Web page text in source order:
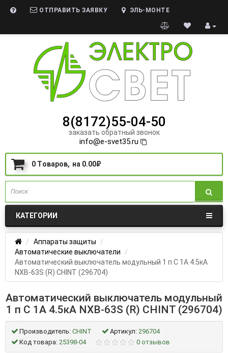
ОТПРАВИТЬ ЗАЯВКУ ЭЛЬ-МОНТЕ
8(8172)55-04-50
заказать обратный звонок
info@e-svet35.ru
0 Tоваров, на 0.00₽
КАТЕГОРИИ
Аппараты защиты
Автоматические выключатели
Автоматический выключатель модульный 1 п C 1А 4.5кА
NXB-63S (R) CHINT (296704)
Автоматический выключатель модульный
1 п C 1А 4.5кА NXB-63S (R) CHINT (296704)
Производитель: CHINT Артикул: 296704
Код товара: 25398-04 0 отзывов